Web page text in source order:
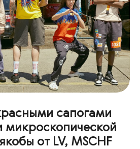
сапогами
микроскопической
от LV, MSCHF